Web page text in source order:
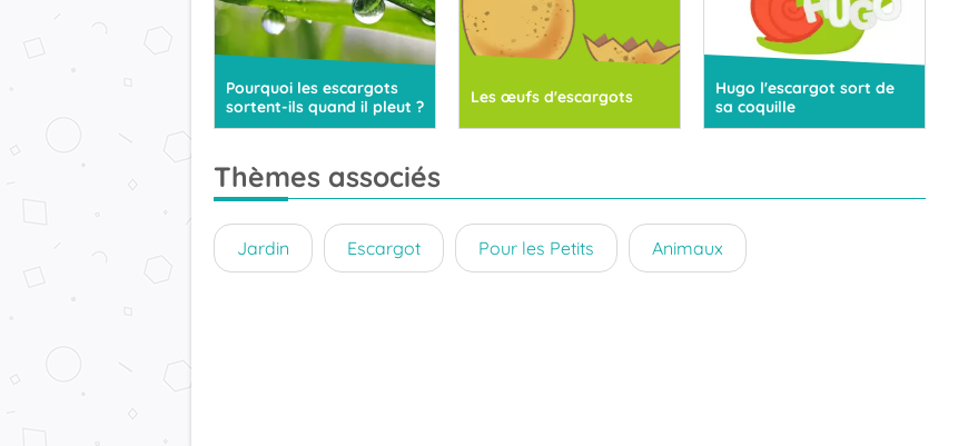
Pourquoi les escargots
sortent-ils quand il pleut ?
Les œufs d'escargots
Hugo l'escargot sort de
sa coquille
Thèmes associés
Jardin Escargot Pour les Petits Animaux